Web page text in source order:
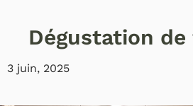
Dégustation de
3 juin, 2025